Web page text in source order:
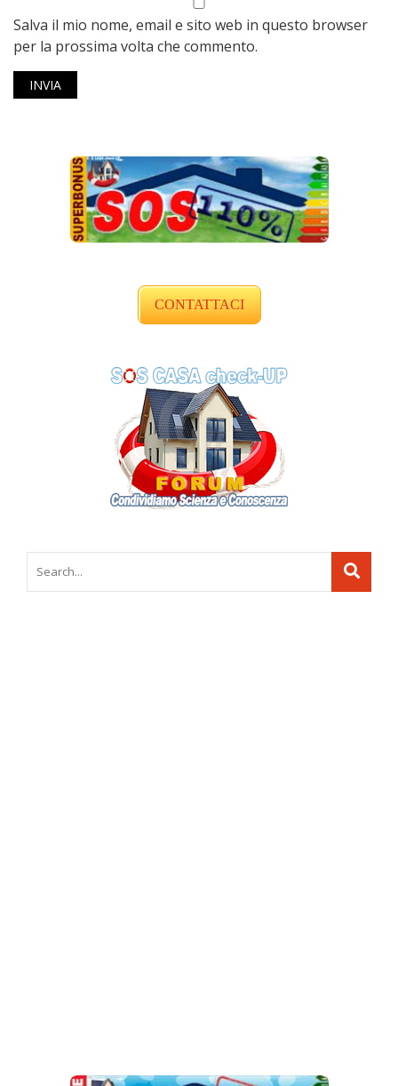
Salva il mio nome, email e sito web in questo browser
per la prossima volta che commento.
CONTATTACI